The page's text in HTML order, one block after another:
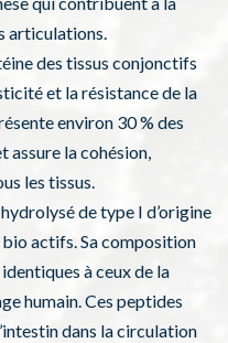
articulations.
des tissus conjonctifs
et la résistance de la
environ 30 % des
assure la cohésion,
les tissus.
de type I d’origine
actifs. Sa composition
à ceux de la
humain. Ces peptides
dans la circulation